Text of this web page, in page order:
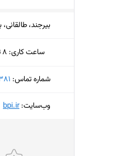
بیرجند، طالقانی، بین
ساعت کاری: ۸ تا ۱۴
پنجشنبه (امروز)
شماره تماس:
وب‌سایت:‎bpi.ir